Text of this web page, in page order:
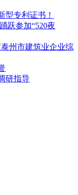
型专利证书！
跃参加“520夜
州市建筑业企业综
研指导